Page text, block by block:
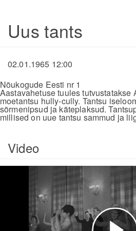
Uus tants
02.01.1965 12:00
Nõukogude Eesti nr 1
Aastavahetuse tuules tutvustatakse
moetantsu hully-cully. Tantsu
sõrmenipsud ja käteplaksud.
millised on uue tantsu sammud ja
Video